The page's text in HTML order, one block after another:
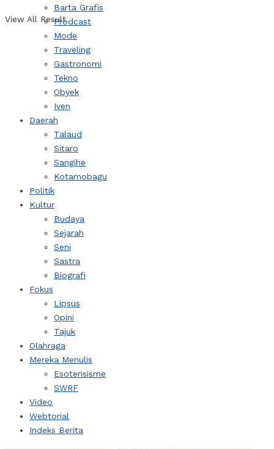
View All Result
Barta Grafis
Prodcast
Mode
Traveling
Gastronomi
Tekno
Obyek
Iven
Daerah
Talaud
Sitaro
Sangihe
Kotamobagu
Politik
Kultur
Budaya
Sejarah
Seni
Sastra
Biografi
Fokus
Lipsus
Opini
Tajuk
Olahraga
Mereka Menulis
Esoterisisme
SWRF
Video
Webtorial
Indeks Berita